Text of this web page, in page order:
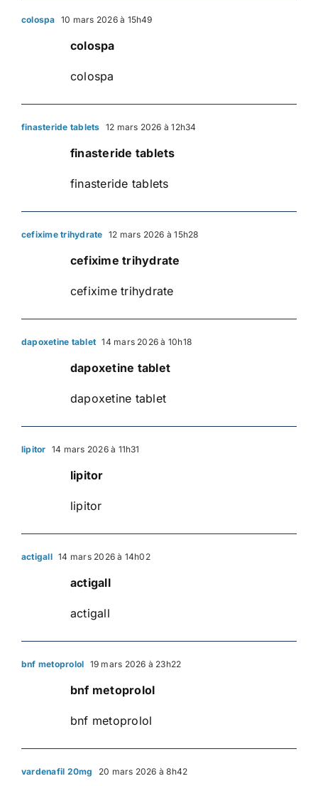
colospa 10 mars 2026 à 15h49
colospa
colospa
finasteride tablets 12 mars 2026 à 12h34
finasteride tablets
finasteride tablets
cefixime trihydrate 12 mars 2026 à 15h28
cefixime trihydrate
cefixime trihydrate
dapoxetine tablet 14 mars 2026 à 10h18
dapoxetine tablet
dapoxetine tablet
lipitor 14 mars 2026 à 11h31
lipitor
lipitor
actigall 14 mars 2026 à 14h02
actigall
actigall
bnf metoprolol 19 mars 2026 à 23h22
bnf metoprolol
bnf metoprolol
vardenafil 20mg 20 mars 2026 à 8h42